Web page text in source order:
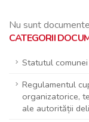
Nu sunt
CATEGORII
Statutul comunei
Regulamentul
organizatorice,
ale autorității